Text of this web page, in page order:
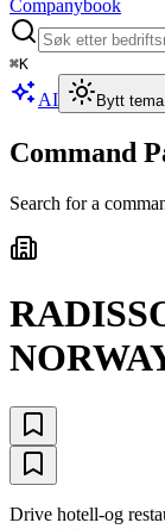
Companybook
⌘K
AI Bytt tema
Command
Search for a
Drive hotell-og